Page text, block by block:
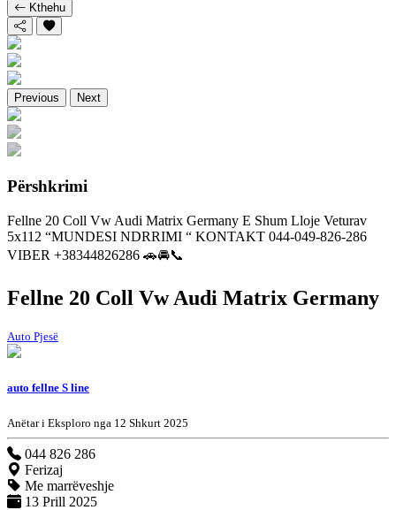
Kthehu
Previous Next
Përshkrimi
Fellne 20 Coll Vw Audi Matrix Germany E Shum Lloje Veturav
5x112 “MUNDESI NDRRIMI “ KONTAKT 044-049-826-286
VIBER +38344826286 🚗🚘📞
Fellne 20 Coll Vw Audi Matrix Germany
Auto Pjesë
auto fellne S line
Anëtar i Eksploro nga 12 Shkurt 2025
044 826 286
Ferizaj
Me marrëveshje
13 Prill 2025